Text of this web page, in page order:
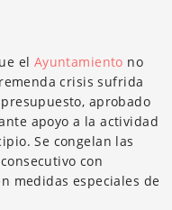
el Ayuntamiento no
crisis sufrida
aprobado
apoyo a la actividad
Se congelan las
con
medidas especiales de